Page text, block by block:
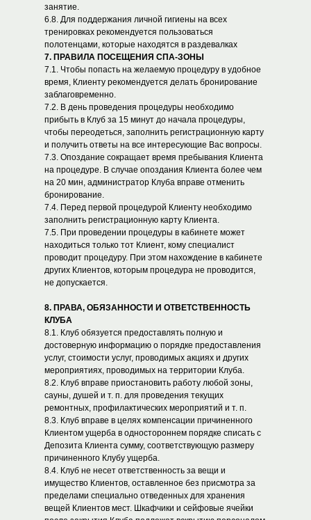
занятие.
6.8. Для поддержания личной гигиены на всех
тренировках рекомендуется пользоваться
полотенцами, которые находятся в раздевалках
7. ПРАВИЛА ПОСЕЩЕНИЯ СПА-ЗОНЫ
7.1. Чтобы попасть на желаемую процедуру в удобное
время, Клиенту рекомендуется делать бронирование
заблаговременно.
7.2. В день проведения процедуры необходимо
прибыть в Клуб за 15 минут до начала процедуры,
чтобы переодеться, заполнить регистрационную карту
и получить ответы на все интересующие Вас вопросы.
7.3. Опоздание сокращает время пребывания Клиента
на процедуре. В случае опоздания Клиента более чем
на 20 мин, администратор Клуба вправе отменить
бронирование.
7.4. Перед первой процедурой Клиенту необходимо
заполнить регистрационную карту Клиента.
7.5. При проведении процедуры в кабинете может
находиться только тот Клиент, кому специалист
проводит процедуру. При этом нахождение в кабинете
других Клиентов, которым процедура не проводится,
не допускается.
8. ПРАВА, ОБЯЗАННОСТИ И ОТВЕТСТВЕННОСТЬ
КЛУБА
8.1. Клуб обязуется предоставлять полную и
достоверную информацию о порядке предоставления
услуг, стоимости услуг, проводимых акциях и других
мероприятиях, проводимых на территории Клуба.
8.2. Клуб вправе приостановить работу любой зоны,
сауны, душей и т. п. для проведения текущих
ремонтных, профилактических мероприятий и т. п.
8.3. Клуб вправе в целях компенсации причиненного
Клиентом ущерба в одностороннем порядке списать с
Депозита Клиента сумму, соответствующую размеру
причиненного Клубу ущерба.
8.4. Клуб не несет ответственность за вещи и
имущество Клиентов, оставленное без присмотра за
пределами специально отведенных для хранения
вещей Клиентов мест. Шкафчики и сейфовые ячейки